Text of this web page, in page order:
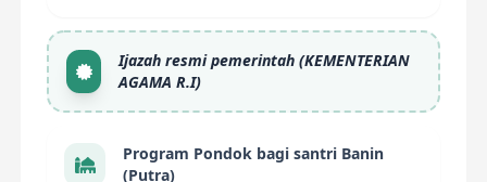
Ijazah resmi pemerintah (KEMENTERIAN
AGAMA R.I)
Program Pondok bagi santri Banin
(Putra)